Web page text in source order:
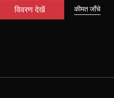
विवरण देखें कीमत जाँचे